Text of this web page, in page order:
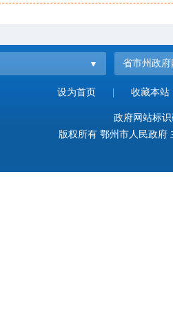
省市州政府
设为首页 收藏本站
政府网站标
版权所有 鄂州市人民政府